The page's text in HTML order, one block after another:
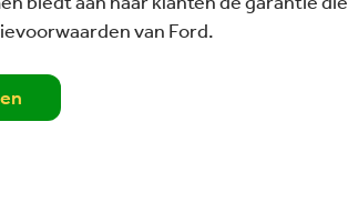
van Ford.